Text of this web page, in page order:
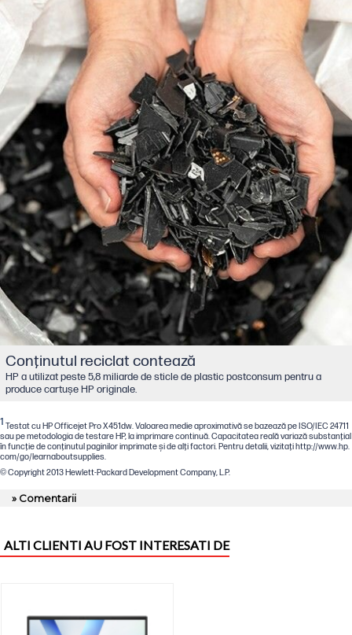
Conţinutul reciclat contează
HP a utilizat peste 5,8 miliarde de sticle de plastic postconsum pentru a
produce cartușe HP originale.
1 Testat cu HP Officejet Pro X451dw. Valoarea medie aproximativă se bazează pe ISO/IEC 24711
sau pe metodologia de testare HP, la imprimare continuă. Capacitatea reală variază substanţial
în funcţie de conţinutul paginilor imprimate şi de alţi factori. Pentru detalii, vizitaţi http://www.hp.
com/go/learnaboutsupplies.
© Copyright 2013 Hewlett-Packard Development Company, L.P.
» Comentarii
ALTI CLIENTI AU FOST INTERESATI DE